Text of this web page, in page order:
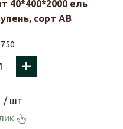
40*400*2000 ель
сорт АВ
+
/ шт